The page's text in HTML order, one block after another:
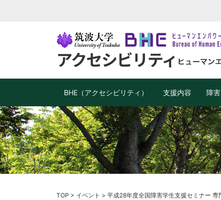
BHE（アクセシビリティ） 支援内容 障
TOP > イベント > 平成28年度全国障害学生支援セミナー